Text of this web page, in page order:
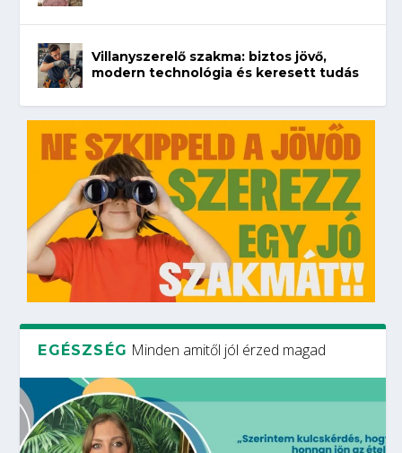
Villanyszerelő szakma: biztos jövő,
modern technológia és keresett tudás
EGÉSZSÉG Minden amitől jól érzed magad